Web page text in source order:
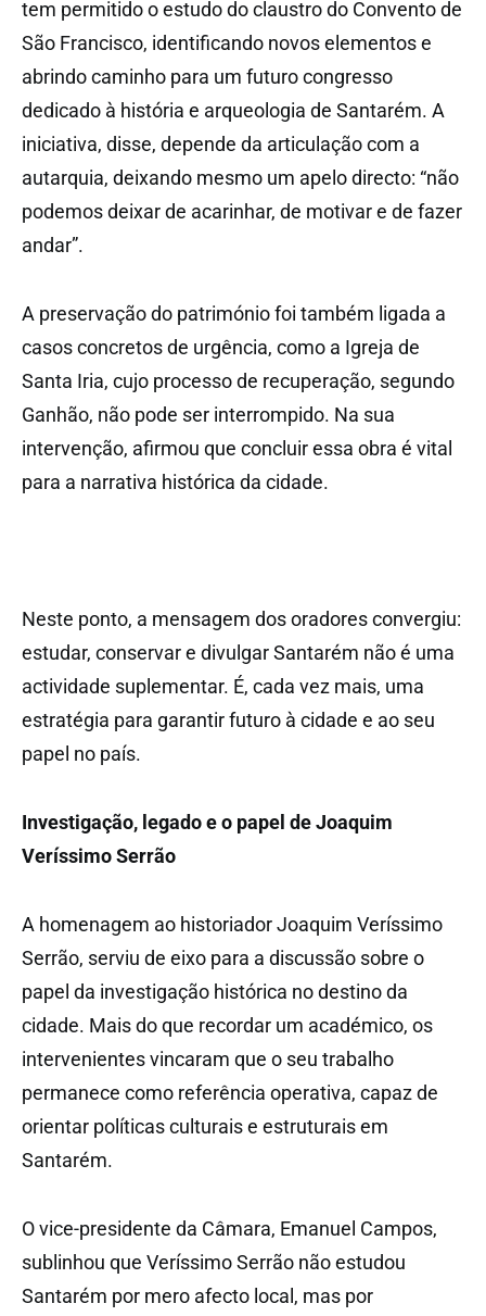
tem permitido o estudo do claustro do Convento de
São Francisco, identificando novos elementos e
abrindo caminho para um futuro congresso
dedicado à história e arqueologia de Santarém. A
iniciativa, disse, depende da articulação com a
autarquia, deixando mesmo um apelo directo: “não
podemos deixar de acarinhar, de motivar e de fazer
andar”.
A preservação do património foi também ligada a
casos concretos de urgência, como a Igreja de
Santa Iria, cujo processo de recuperação, segundo
Ganhão, não pode ser interrompido. Na sua
intervenção, afirmou que concluir essa obra é vital
para a narrativa histórica da cidade.
Neste ponto, a mensagem dos oradores convergiu:
estudar, conservar e divulgar Santarém não é uma
actividade suplementar. É, cada vez mais, uma
estratégia para garantir futuro à cidade e ao seu
papel no país.
Investigação, legado e o papel de Joaquim
Veríssimo Serrão
A homenagem ao historiador Joaquim Veríssimo
Serrão, serviu de eixo para a discussão sobre o
papel da investigação histórica no destino da
cidade. Mais do que recordar um académico, os
intervenientes vincaram que o seu trabalho
permanece como referência operativa, capaz de
orientar políticas culturais e estruturais em
Santarém.
O vice-presidente da Câmara, Emanuel Campos,
sublinhou que Veríssimo Serrão não estudou
Santarém por mero afecto local, mas por